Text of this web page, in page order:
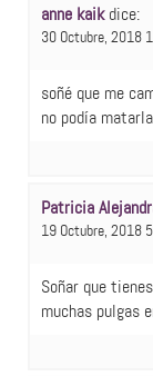
anne kaik dice:
30 Octubre, 2018
soñé que me
no podía
Patricia
19 Octubre, 2018
Soñar que
muchas pulgas